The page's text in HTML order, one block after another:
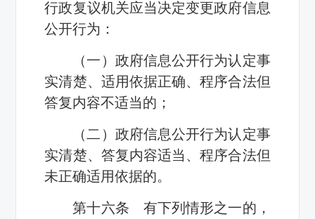
行政复议机关应当决定变更政府信息
公开行为：
（一）政府信息公开行为认定事
实清楚、适用依据正确、程序合法但
答复内容不适当的；
（二）政府信息公开行为认定事
实清楚、答复内容适当、程序合法但
未正确适用依据的。
第十六条 有下列情形之一的，